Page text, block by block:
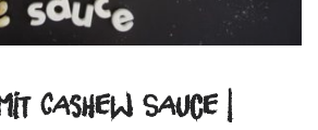
Cashew Sauce |